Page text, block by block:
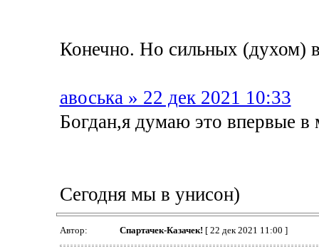
Конечно. Но сильных (духом)
авоська » 22 дек 2021 10:33
Богдан,я думаю это впервые в
Сегодня мы в унисон)
Автор: Спартачек-Казачек! [ 22 дек 2021 11:00 ]